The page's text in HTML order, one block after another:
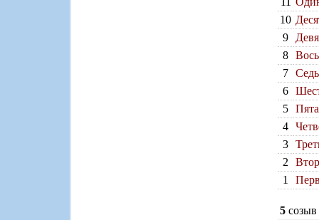
10
9
8
7
6
5
4
3
2
1
5